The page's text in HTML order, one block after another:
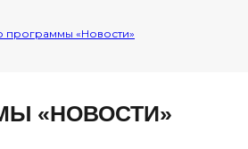
программы «Новости»
«НОВОСТИ»